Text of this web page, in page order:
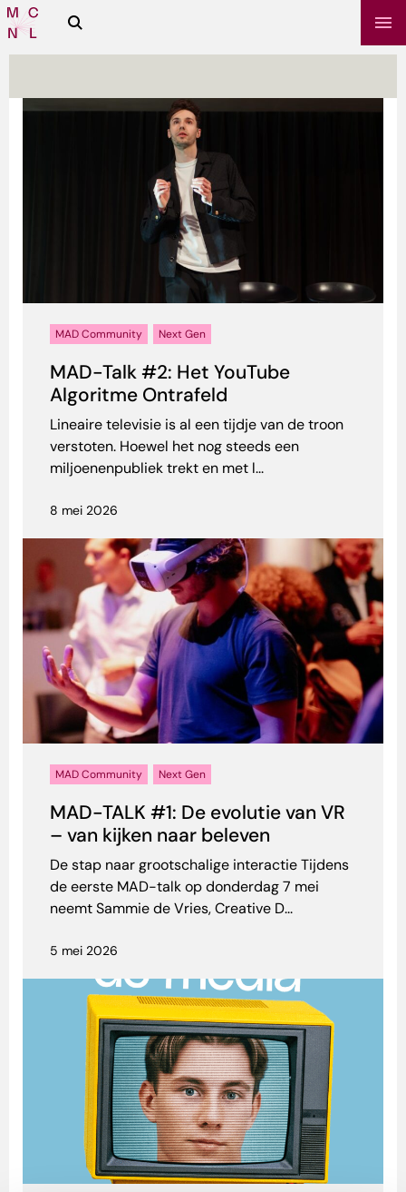
Media
Campus
Zoeken
MAD Community Next Gen
MAD-Talk #2: Het YouTube
Algoritme Ontrafeld
Lineaire televisie is al een tijdje van de troon
verstoten. Hoewel het nog steeds een
miljoenenpubliek trekt en met l...
8 mei 2026
MAD Community Next Gen
MAD-TALK #1: De evolutie van VR
– van kijken naar beleven
De stap naar grootschalige interactie Tijdens
de eerste MAD-talk op donderdag 7 mei
neemt Sammie de Vries, Creative D...
5 mei 2026